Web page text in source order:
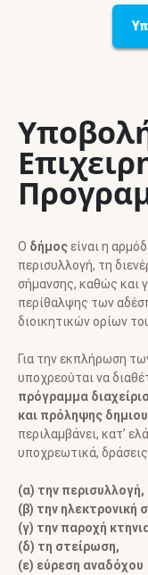
Ο δήμοςείναι η
περισυλλογή, τη
σήμανσης, καθώς και
περίθαλψης των
διοικητικών ορίων
Για την εκπλήρωση
υποχρεούται να
πρόγραμμα
και πρόληψης
περιλαμβάνει, κατ’
υποχρεωτικά, δράσεις
(α) την περισυλλογή,
(β) την
(γ) την παροχή
(δ) τη στείρωση,
(ε) εύρεση αναδόχου